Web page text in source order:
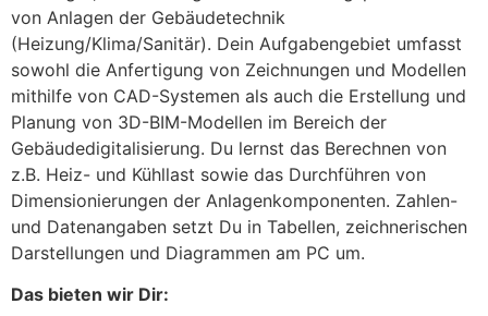
von Anlagen der Gebäudetechnik
(Heizung/Klima/Sanitär). Dein Aufgabengebiet umfasst
sowohl die Anfertigung von Zeichnungen und Modellen
mithilfe von CAD-Systemen als auch die Erstellung und
Planung von 3D-BIM-Modellen im Bereich der
Gebäudedigitalisierung. Du lernst das Berechnen von
z.B. Heiz- und Kühllast sowie das Durchführen von
Dimensionierungen der Anlagenkomponenten. Zahlen-
und Datenangaben setzt Du in Tabellen, zeichnerischen
Darstellungen und Diagrammen am PC um.
Das bieten wir Dir: